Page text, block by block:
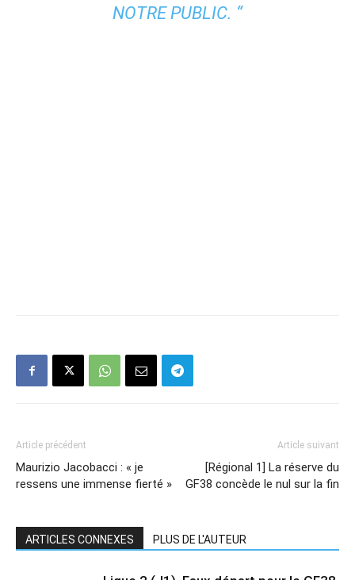
NOTRE PUBLIC. “
Article précédent
Maurizio Jacobacci : « je
ressens une immense fierté »
Article suivant
[Régional 1] La réserve du
GF38 concède le nul sur la fin
ARTICLES CONNEXES PLUS DE L'AUTEUR